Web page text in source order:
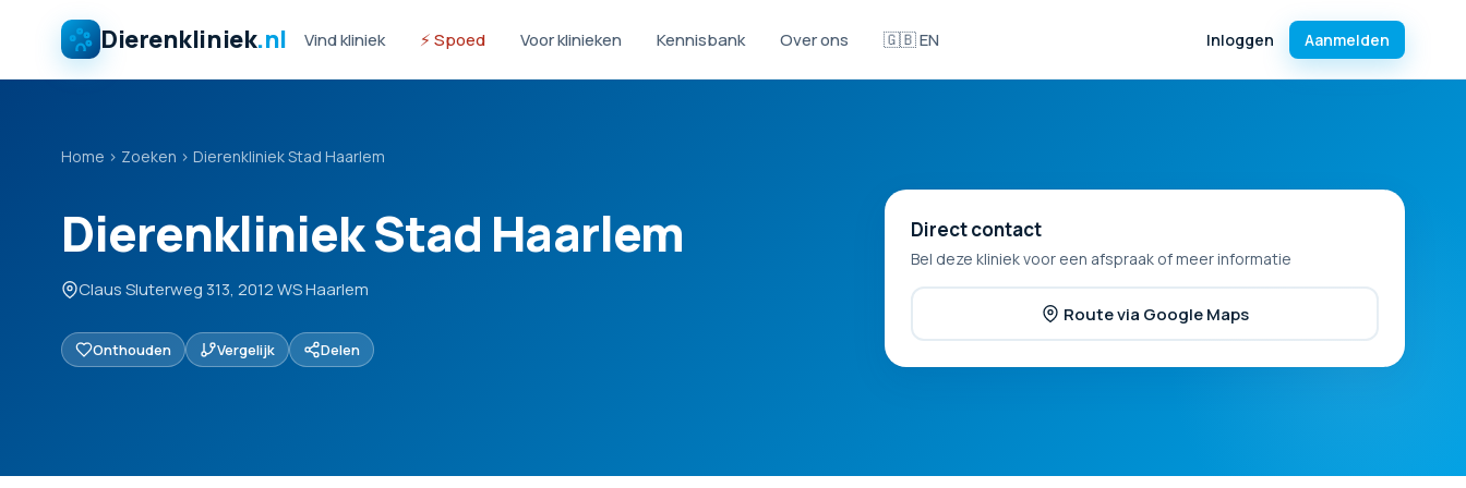
Dierenkliniek.nl Vind kliniek ⚡ Spoed Voor klinieken Kennisbank Over ons 🇬🇧 EN Inloggen Aanmelden
Home › Zoeken › Dierenkliniek Stad Haarlem
Dierenkliniek Stad Haarlem
Claus Sluterweg 313, 2012 WS Haarlem
Onthouden Vergelijk Delen
Direct contact
Bel deze kliniek voor een afspraak of meer informatie
Route via Google Maps